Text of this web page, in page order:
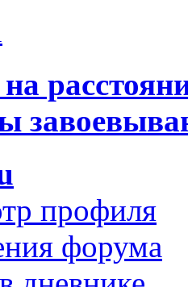
на
профиля
форума